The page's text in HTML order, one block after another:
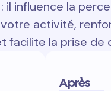
il influence la
votre activité,
facilite la prise de
Après